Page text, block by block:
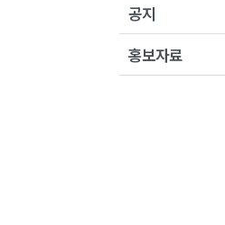
공지
홍보자료